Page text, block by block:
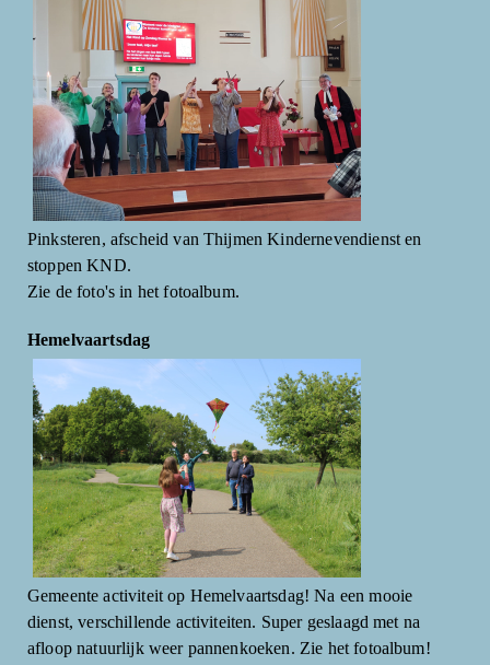
Pinksteren, afscheid van Thijmen Kindernevendienst en
stoppen KND.
Zie de foto's in het fotoalbum.
Hemelvaartsdag
Gemeente activiteit op Hemelvaartsdag! Na een mooie
dienst, verschillende activiteiten. Super geslaagd met na
afloop natuurlijk weer pannenkoeken. Zie het fotoalbum!